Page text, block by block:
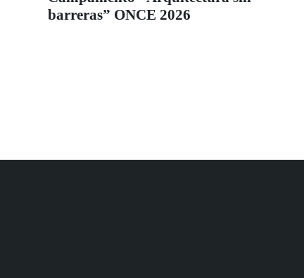
barreras” ONCE 2026